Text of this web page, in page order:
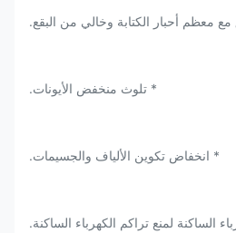
معظم أحبار الكتابة وخالي من البقع.
* تلوث منخفض الأيونات.
* انخفاض تكوين الألياف والجسيمات.
الساكنة لمنع تراكم الكهرباء الساكنة.